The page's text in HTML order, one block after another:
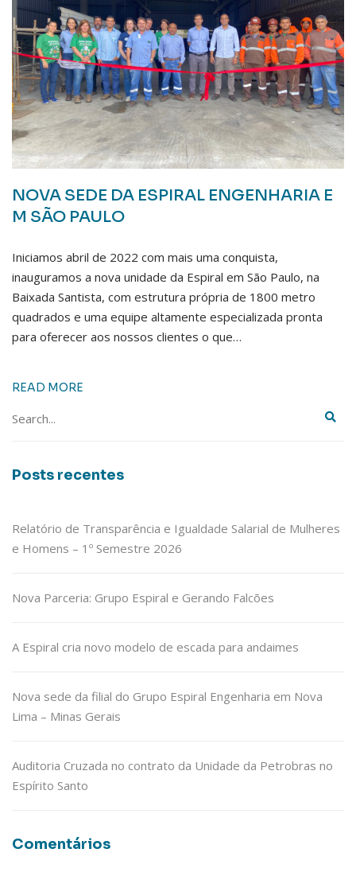
NOVA SEDE DA ESPIRAL ENGENHARIA E
M SÃO PAULO
Iniciamos abril de 2022 com mais uma conquista,
inauguramos a nova unidade da Espiral em São Paulo, na
Baixada Santista, com estrutura própria de 1800 metro
quadrados e uma equipe altamente especializada pronta
para oferecer aos nossos clientes o que…
READ MORE
Posts recentes
Relatório de Transparência e Igualdade Salarial de Mulheres
e Homens – 1º Semestre 2026
Nova Parceria: Grupo Espiral e Gerando Falcões
A Espiral cria novo modelo de escada para andaimes
Nova sede da filial do Grupo Espiral Engenharia em Nova
Lima – Minas Gerais
Auditoria Cruzada no contrato da Unidade da Petrobras no
Espírito Santo
Comentários